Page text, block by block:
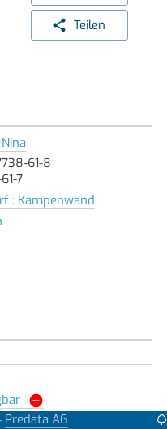
Teilen
61-8
7
: Kampenwand
Predata AG